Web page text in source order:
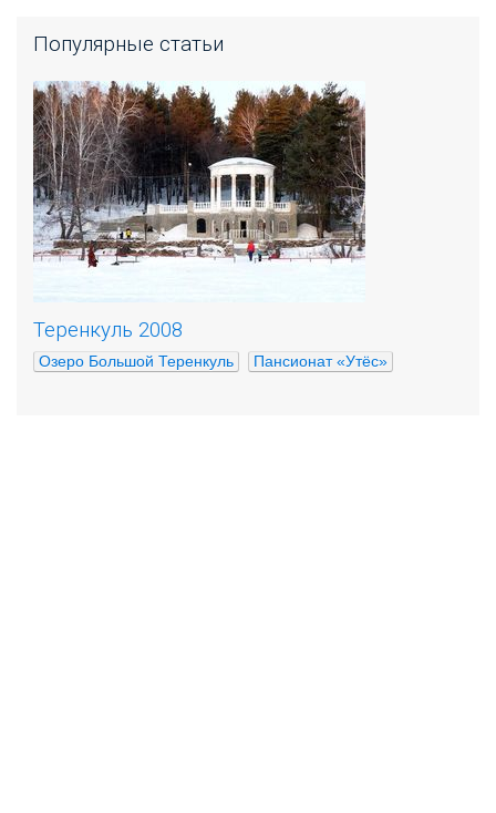
Популярные статьи
Теренкуль 2008
Озеро Большой Теренкуль Пансионат «Утёс»